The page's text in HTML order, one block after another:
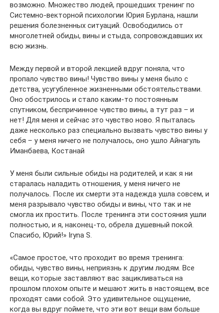
возможно. Множество людей, прошедших тренинг по
Системно-векторной психологии Юрия Бурлана, нашли
решения болезненных ситуаций. Освободились от
многолетней обиды, вины и стыда, сопровождавших их
всю жизнь.
Между первой и второй лекцией вдруг поняла, что
пропало чувство вины! Чувство вины у меня было с
детства, усугубленное жизненными обстоятельствами.
Оно обострилось и стало каким-то постоянным
спутником, беспричинное чувство вины, а тут раз – и
нет! Для меня и сейчас это чувство ново. Я пыталась
даже несколько раз специально вызвать чувство вины у
себя – у меня ничего не получалось, оно ушло Айнагуль
Иманбаева, Костанай
У меня были сильные обиды на родителей, и как я ни
старалась наладить отношения, у меня ничего не
получалось. После их смерти эта надежда ушла совсем, и
меня разрывало чувство обиды и вины, что так и не
смогла их простить. После тренинга эти состояния ушли
полностью, и я, наконец-то, обрела душевный покой.
Спасибо, Юрий!» Iryna S.
«Самое простое, что проходит во время тренинга:
обиды, чувство вины, неприязнь к другим людям. Все
вещи, которые заставляют вас зацикливаться на
прошлом плохом опыте и мешают жить в настоящем, все
проходят сами собой. Это удивительное ощущение,
когда вы вдруг поймете, что эти вот вещи вам больше